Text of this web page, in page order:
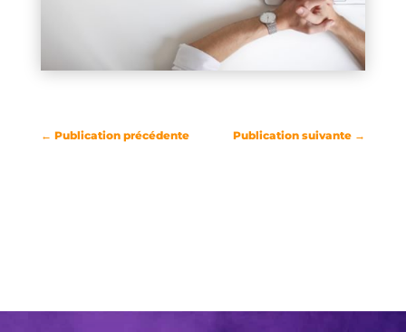
← Publication précédente Publication suivante →